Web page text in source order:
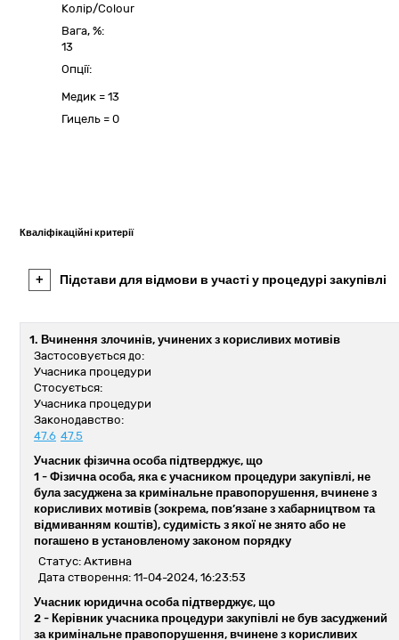
Колір/Colour
Вага, %:
13
Опції:
Медик = 13
Гицель = 0
Кваліфікаційні критерії
+ Підстави для відмови в участі у процедурі закупівлі
1. Вчинення злочинів, учинених з корисливих мотивів
Застосовується до:
Учасника процедури
Стосується:
Учасника процедури
Законодавство:
47.6 47.5
Учасник фізична особа підтверджує, що
1 - Фізична особа, яка є учасником процедури закупівлі, не
була засуджена за кримінальне правопорушення, вчинене з
корисливих мотивів (зокрема, пов’язане з хабарництвом та
відмиванням коштів), судимість з якої не знято або не
погашено в установленому законом порядку
Статус: Активна
Дата створення: 11-04-2024, 16:23:53
Учасник юридична особа підтверджує, що
2 - Керівник учасника процедури закупівлі не був засуджений
за кримінальне правопорушення, вчинене з корисливих